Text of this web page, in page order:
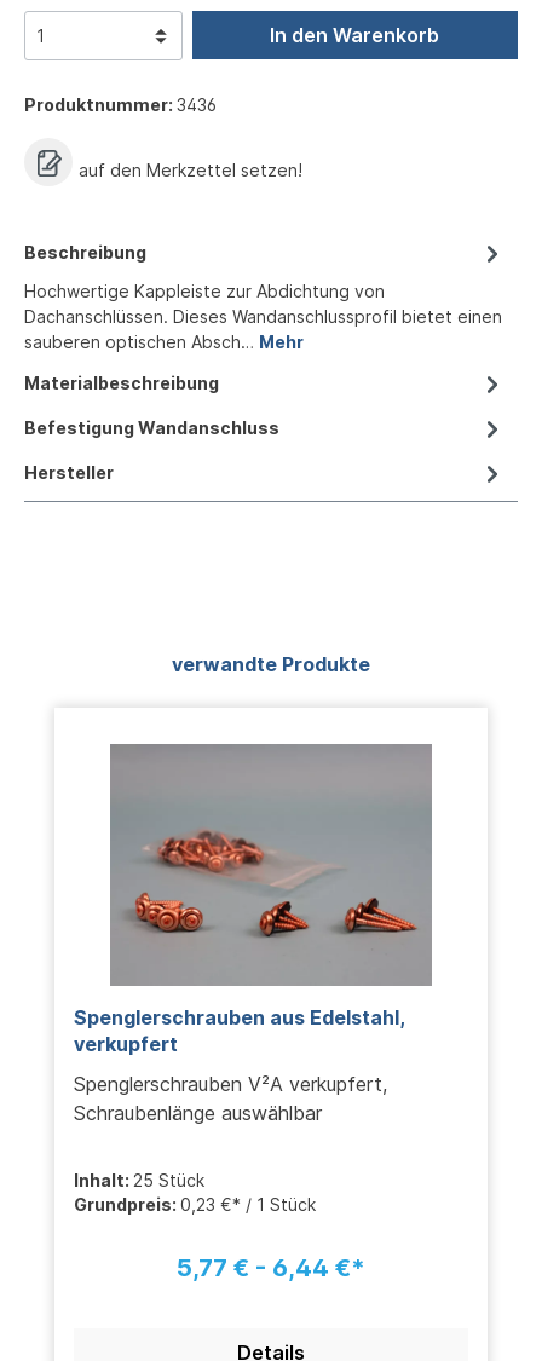
In den Warenkorb
Produktnummer: 3436
auf den Merkzettel setzen!
Beschreibung
Hochwertige Kappleiste zur Abdichtung von
Dachanschlüssen. Dieses Wandanschlussprofil bietet einen
sauberen optischen Absch… Mehr
Materialbeschreibung
Befestigung Wandanschluss
Hersteller
Produktgalerie überspringen
verwandte Produkte
Spenglerschrauben aus Edelstahl,
verkupfert
Spenglerschrauben V²A verkupfert,
Schraubenlänge auswählbar
Inhalt: 25 Stück
Grundpreis: 0,23 €* / 1 Stück
5,77 € - 6,44 €*
Details